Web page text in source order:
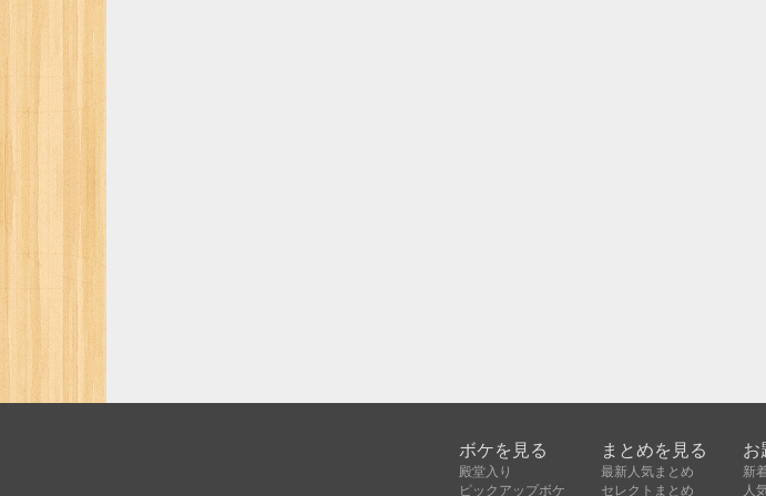
ボケを見る
殿堂入り
ピックアップボケ
まとめを見る
最新人気まとめ
セレクトまとめ
お
新
人